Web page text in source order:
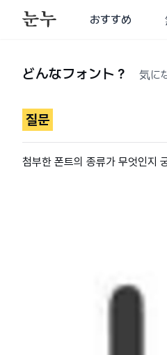
おすすめ
どんなフォント？ 気に
질문
첨부한 폰트의 종류가 무엇인지